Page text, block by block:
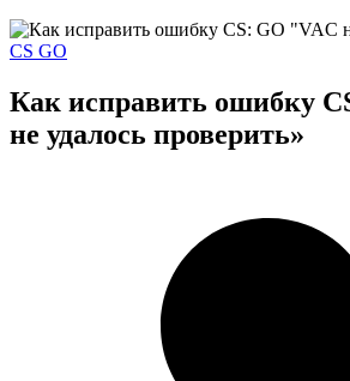
CS GO
Как исправить ошибку
не удалось проверить»